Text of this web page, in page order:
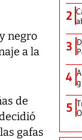
negro
a la
de
gafas
2
3
4
5